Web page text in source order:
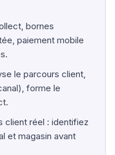
bornes
paiement mobile
le parcours client,
forme le
client réel : identifiez
et magasin avant